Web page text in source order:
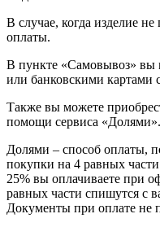
В случае, когда изделие
оплаты.
В пункте «Самовывоз» вы
или банковскими картами
Также вы можете
помощи сервиса «Долями».
Долями – способ оплаты,
покупки на 4 равных
25% вы оплачиваете при
равных части спишутся с
Документы при оплате не